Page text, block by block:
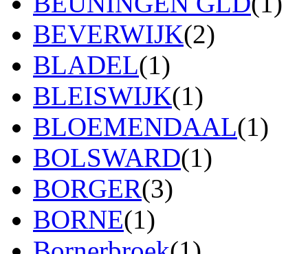
BEVERWIJK(2)
BLADEL(1)
BLEISWIJK(1)
BLOEMENDAAL(1)
BOLSWARD(1)
BORGER(3)
BORNE(1)